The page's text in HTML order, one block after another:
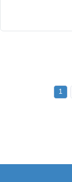
1